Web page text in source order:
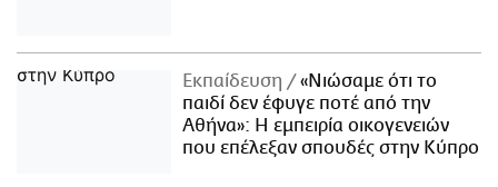
Εκπαίδευση
«Νιώσαμε ότι το
παιδί δεν έφυγε ποτέ από την
Αθήνα»: Η εμπειρία οικογενειών
που επέλεξαν σπουδές στην Κύπρο